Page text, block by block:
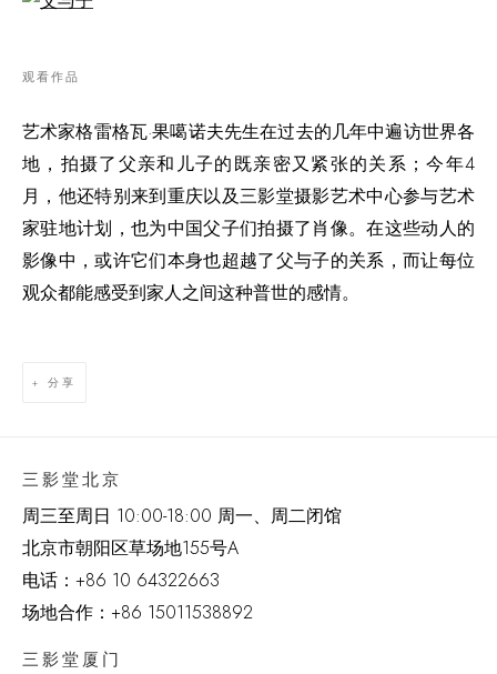
观看作品
艺术家格雷格瓦·果噶诺夫先生在过去的几年中遍访世界各
地，拍摄了父亲和儿子的既亲密又紧张的关系；今年4
月，他还特别来到重庆以及三影堂摄影艺术中心参与艺术
家驻地计划，也为中国父子们拍摄了肖像。在这些动人的
影像中，或许它们本身也超越了父与子的关系，而让每位
观众都能感受到家人之间这种普世的感情。
分享
三影堂北京
周三至周日 10:00-18:00 周一、周二闭馆
北京市朝阳区草场地155号A
电话： +86 10 64322663
场地合作：+86 15011538892
三影堂厦门